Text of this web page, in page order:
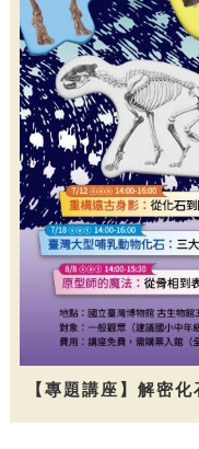
【專題講座】解密